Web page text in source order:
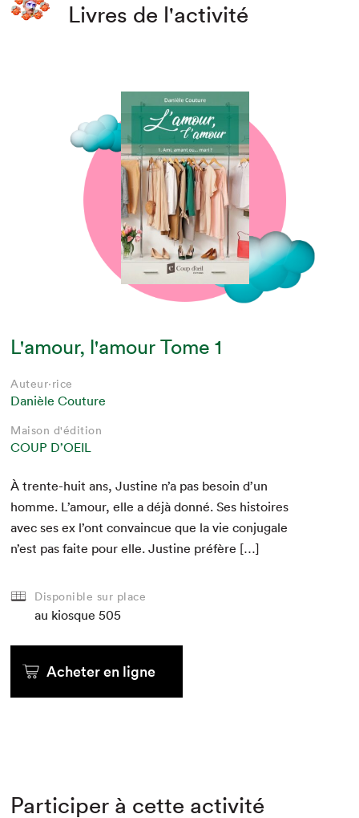
Livres de l'activité
L'amour, l'amour Tome 1
Auteur·rice
Danièle Couture
Maison d'édition
COUP D’OEIL
À trente-huit ans, Jus­tine n’a pas besoin d’un
homme. L’amour, elle a déjà don­né. Ses his­toires
avec ses ex l’ont con­va­in­cue que la vie con­ju­gale
n’est pas faite pour elle. Jus­tine préfère […]
Disponible sur place
au kiosque 505
Acheter en ligne
Participer à cette activité